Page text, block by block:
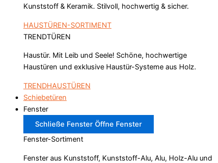
Kunststoff & Keramik. Stilvoll, hochwertig & sicher.
HAUSTÜREN-SORTIMENT
TRENDTÜREN
Haustür. Mit Leib und Seele! Schöne, hochwertige
Haustüren und exklusive Haustür-Systeme aus Holz.
TRENDHAUSTÜREN
Schiebetüren
Fenster
Schließe Fenster Öffne Fenster
Fenster-Sortiment
Fenster aus Kunststoff, Kunststoff-Alu, Alu, Holz-Alu und